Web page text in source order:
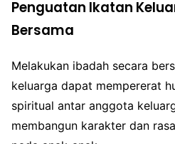
Penguatan Ikatan
Bersama
Melakukan ibadah secara
keluarga dapat mempererat
spiritual antar anggota
membangun karakter dan